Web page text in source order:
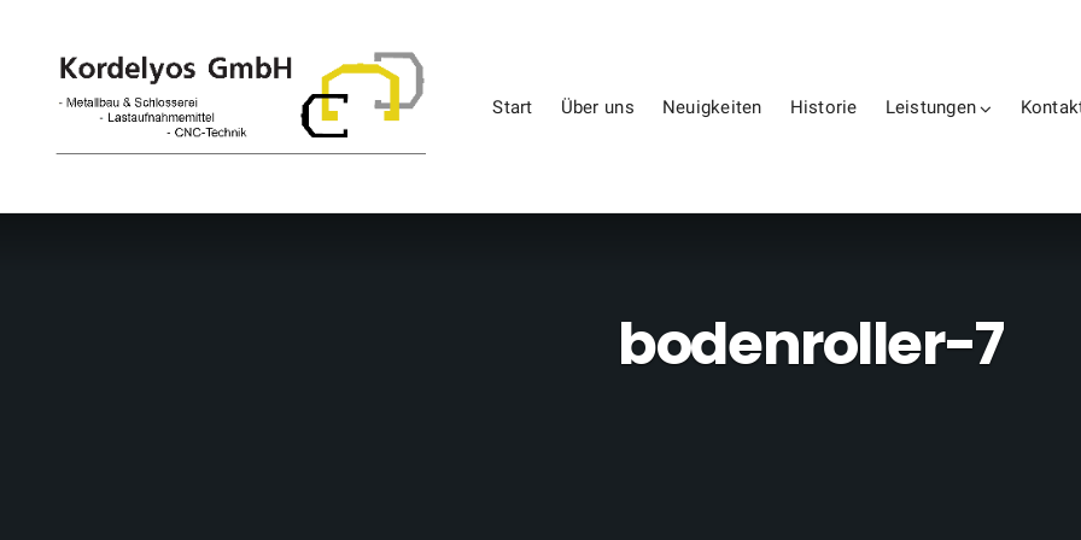
Start Über uns Neuigkeiten Historie Leistungen
bodenroller-7